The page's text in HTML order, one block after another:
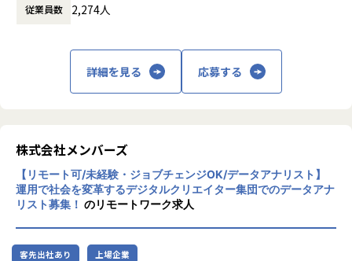
Webサイト、ソーシャル、モバイル、アプリ
【CSV戦略コンサルティング】
を支援
【デジタルビジネス運用支援】
大手企業さまを対象に、デジタル上でのユー
ザー体験とビジネス成果をカイゼンし続ける
デジタルビジネス
運用支援チームを提供
従業員数 2,274人
詳細を見る 応募する
株式会社メンバーズ
【リモート可/未経験・ジョブチェンジOK/データアナリスト】
運用で社会を変革するデジタルクリエイター集団でのデータアナ
リスト募集！ のリモートワーク求人
客先出社あり 上場企業